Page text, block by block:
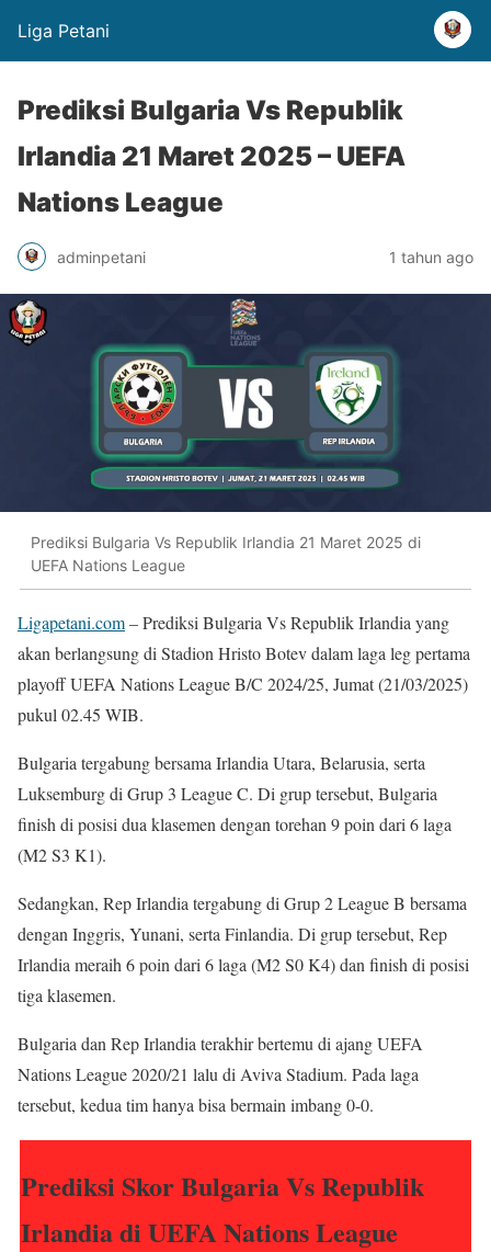
Liga Petani
Prediksi Bulgaria Vs Republik
Irlandia 21 Maret 2025 – UEFA
Nations League
adminpetani 1 tahun ago
Prediksi Bulgaria Vs Republik Irlandia 21 Maret 2025 di
UEFA Nations League
Ligapetani.com– Prediksi Bulgaria Vs Republik Irlandia yang
akan berlangsung di Stadion Hristo Botev dalam laga leg pertama
playoff UEFA Nations League B/C 2024/25, Jumat (21/03/2025)
pukul 02.45 WIB.
Bulgaria tergabung bersama Irlandia Utara, Belarusia, serta
Luksemburg di Grup 3 League C. Di grup tersebut, Bulgaria
finish di posisi dua klasemen dengan torehan 9 poin dari 6 laga
(M2 S3 K1).
Sedangkan, Rep Irlandia tergabung di Grup 2 League B bersama
dengan Inggris, Yunani, serta Finlandia. Di grup tersebut, Rep
Irlandia meraih 6 poin dari 6 laga (M2 S0 K4) dan finish di posisi
tiga klasemen.
Bulgaria dan Rep Irlandia terakhir bertemu di ajang UEFA
Nations League 2020/21 lalu di Aviva Stadium. Pada laga
tersebut, kedua tim hanya bisa bermain imbang 0-0.
Prediksi Skor Bulgaria Vs Republik
Irlandia di UEFA Nations League